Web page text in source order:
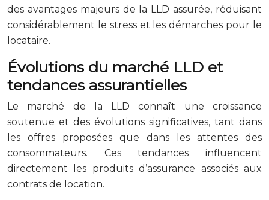
des avantages majeurs de la LLD assurée, réduisant
considérablement le stress et les démarches pour le
locataire.
Évolutions du marché LLD et
tendances assurantielles
Le marché de la LLD connaît une croissance
soutenue et des évolutions significatives, tant dans
les offres proposées que dans les attentes des
consommateurs. Ces tendances influencent
directement les produits d’assurance associés aux
contrats de location.